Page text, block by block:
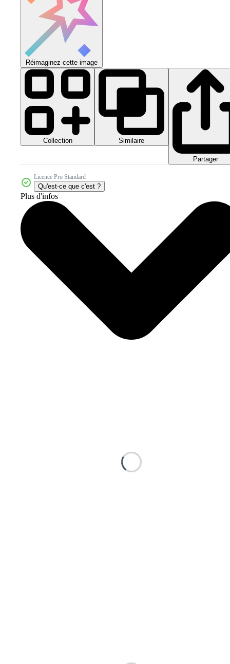
Réimaginez cette image
Collection Similaire
Partager
Licence Pro Standard
Qu'est-ce que c'est ?
Plus d'infos